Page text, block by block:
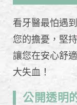
看牙醫最怕遇
您的擔憂，堅持
讓您在安心舒
大失血！
公開透明